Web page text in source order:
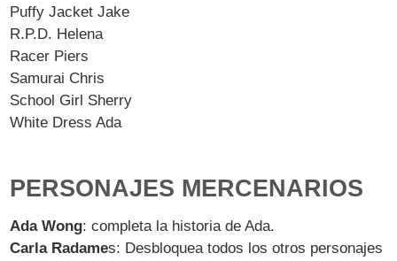
Puffy Jacket Jake
R.P.D. Helena
Racer Piers
Samurai Chris
School Girl Sherry
White Dress Ada
PERSONAJES MERCENARIOS
Ada Wong: completa la historia de Ada.
Carla Radames: Desbloquea todos los otros personajes